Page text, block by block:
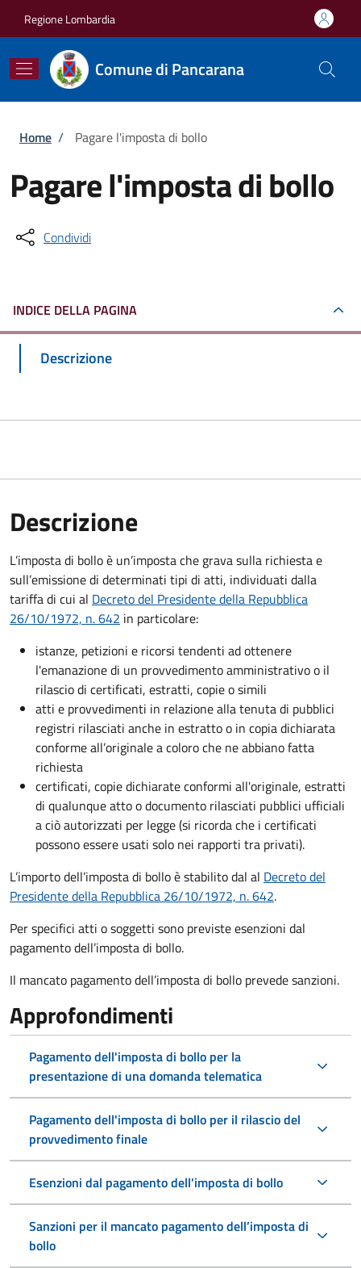
Regione Lombardia
Comune di Pancarana
Briciole di pane
Home / Pagare l'imposta di bollo
Pagare l'imposta di bollo
Condividi
INDICE DELLA PAGINA
Descrizione
Descrizione
L’imposta di bollo è un’imposta che grava sulla richiesta e
sull’emissione di determinati tipi di atti, individuati dalla
tariffa di cui al Decreto del Presidente della Repubblica
26/10/1972, n. 642 in particolare:
istanze, petizioni e ricorsi tendenti ad ottenere
l'emanazione di un provvedimento amministrativo o il
rilascio di certificati, estratti, copie o simili
atti e provvedimenti in relazione alla tenuta di pubblici
registri rilasciati anche in estratto o in copia dichiarata
conforme all’originale a coloro che ne abbiano fatta
richiesta
certificati, copie dichiarate conformi all'originale, estratti
di qualunque atto o documento rilasciati pubblici ufficiali
a ciò autorizzati per legge (si ricorda che i certificati
possono essere usati solo nei rapporti tra privati).
L’importo dell’imposta di bollo è stabilito dal al Decreto del
Presidente della Repubblica 26/10/1972, n. 642.
Per specifici atti o soggetti sono previste esenzioni dal
pagamento dell’imposta di bollo.
Il mancato pagamento dell’imposta di bollo prevede sanzioni.
Approfondimenti
Pagamento dell'imposta di bollo per la
presentazione di una domanda telematica
Pagamento dell'imposta di bollo per il rilascio del
provvedimento finale
Esenzioni dal pagamento dell'imposta di bollo
Sanzioni per il mancato pagamento dell’imposta di
bollo